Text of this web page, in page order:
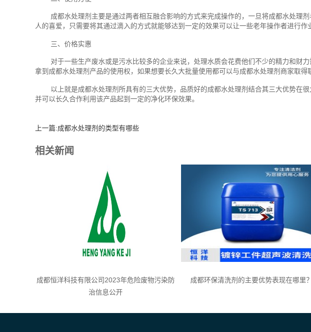
成都水处理剂主要是通过两者相互融合影响的方式来完成操作的，一旦将成都水处理
人的喜爱，只需要将其通过滴入的方式就能够达到一定的效果可以让一些老年操作者进行作
三、价格实惠
对于一些生产废水或是污水比较多的企业来说，处理水质会花费他们不少的精力和财
拿到成都水处理剂产品的使用权，如果想要长久大批量使用都可以与成都水处理剂商家取得
以上就是成都水处理剂所具有的三大优势，品质好的成都水处理剂结合其三大优势在
并可以长久合作利用该产品起到一定的净化环保效果。
上一篇:成都水处理剂的类型有哪些
相关新闻
成都恒洋科技有限公司2023年危险废物污染防
治信息公开
成都环保清洗剂的主要优势表现在哪里？